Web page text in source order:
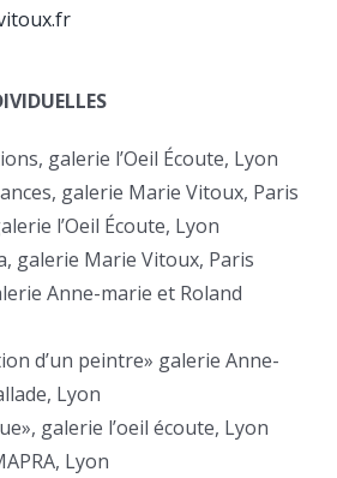
galerie l’Oeil Écoute, Lyon
galerie Marie Vitoux, Paris
l’Oeil Écoute, Lyon
galerie Marie Vitoux, Paris
Anne-marie et Roland
d’un peintre» galerie Anne-
Lyon
galerie l’oeil écoute, Lyon
Lyon